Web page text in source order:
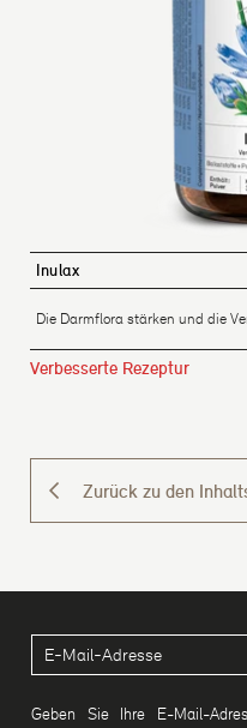
Inulax
Die Darmflora stärken und die
Verbesserte Rezeptur
Zurück zu den
Geben Sie Ihre E-Mail-